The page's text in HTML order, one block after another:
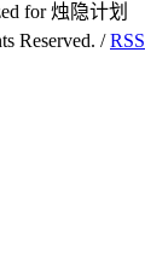
for 烛隐计划
Reserved. /RSS